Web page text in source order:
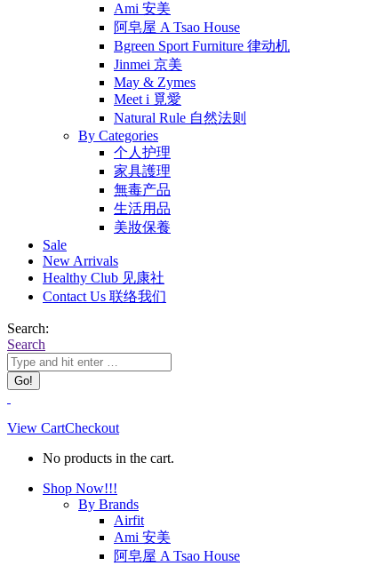
Ami 安美
阿皂屋 A Tsao House
Bgreen Sport Furniture 律动机
Jinmei 京美
May & Zymes
Meet i 覓愛
Natural Rule 自然法则
By Categories
个人护理
家具護理
無毒产品
生活用品
美妝保養
Sale
New Arrivals
Healthy Club 见康社
Contact Us 联络我们
Search:
Search
View CartCheckout
No products in the cart.
Shop Now!!!
By Brands
Airfit
Ami 安美
阿皂屋 A Tsao House